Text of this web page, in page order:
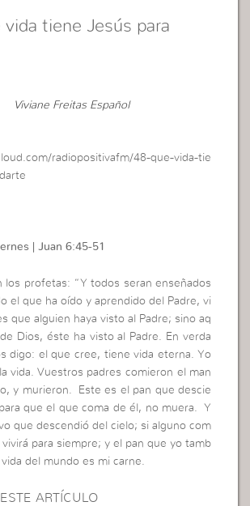
vida tiene Jesús para
Viviane Freitas Español
radiopositivafm/48-que-vida-tie
| Juan 6:45-51
los profetas: “Ytodos seran enseñados
el que ha oído y aprendido del Padre, vi
que alguien haya visto al Padre; sino aq
Dios, éste ha visto al Padre.
En verda
digo: el que cree, tiene vida eterna.
Yo
vida.
Vuestros padres comieron el man
y murieron.
Este es el pan que descie
que el que coma de él, no muera.
Y
que descendió del cielo; si alguno com
para siempre; y el pan que yo tamb
del mundo es mi carne.
ARTÍCULO